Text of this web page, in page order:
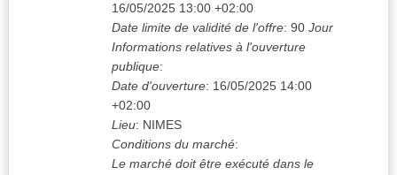
16/05/2025 13:00 +02:00
Date limite de validité de l'offre: 90 Jour
Informations relatives à l'ouverture
publique:
Date d'ouverture: 16/05/2025 14:00
+02:00
Lieu: NIMES
Conditions du marché:
Le marché doit être exécuté dans le